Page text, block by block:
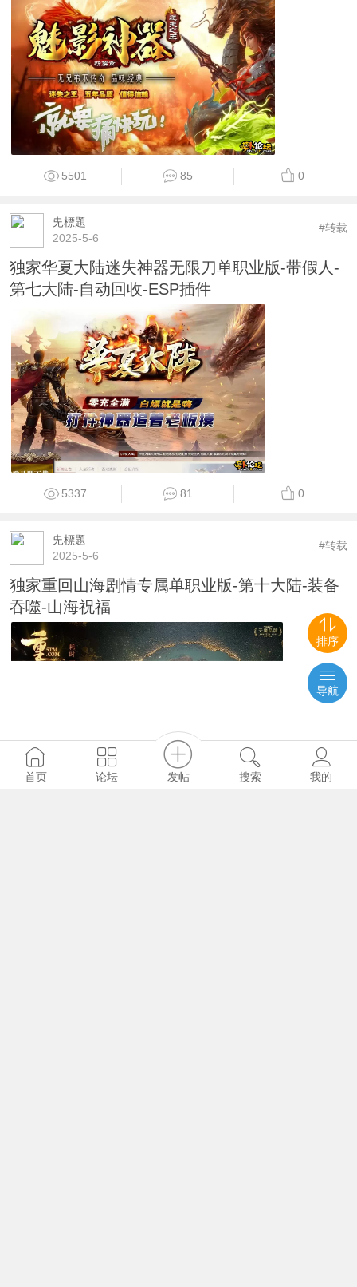
5501 85 0
兂標題
2025-5-6
#转载
独家华夏大陆迷失神器无限刀单职业版-带假人-
第七大陆-自动回收-ESP插件
5337 81 0
兂標題
2025-5-6
#转载
独家重回山海剧情专属单职业版-第十大陆-装备
吞噬-山海祝福
首页 论坛 发帖 搜索 我的
排序
导航